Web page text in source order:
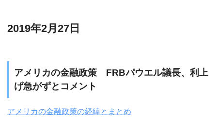
2019年2月27日
アメリカの金融政策 FRBパウエル議長、利上
げ急がずとコメント
アメリカの金融政策の経緯とまとめ